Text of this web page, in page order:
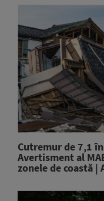
Cutremur de 7,1
Avertisment al
zonele de coastă |